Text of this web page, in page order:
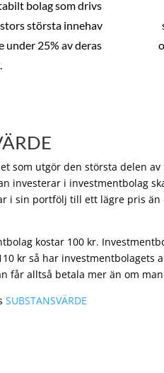
bolag som drivs
största innehav
under 25% av deras
som utgör den största delen
investerar i investmentbolag
i sin portfölj till ett lägre pris än
kostar 100 kr.
kr så har
får alltså betala mer än om
SUBSTANSVÄRDE